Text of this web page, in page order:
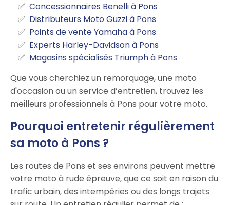
Concessionnaires Benelli à Pons
Distributeurs Moto Guzzi à Pons
Points de vente Yamaha à Pons
Experts Harley-Davidson à Pons
Magasins spécialisés Triumph à Pons
Que vous cherchiez un remorquage, une moto
d'occasion ou un service d’entretien, trouvez les
meilleurs professionnels à Pons pour votre moto.
Pourquoi entretenir régulièrement
sa moto à Pons ?
Les routes de Pons et ses environs peuvent mettre
votre moto à rude épreuve, que ce soit en raison du
trafic urbain, des intempéries ou des longs trajets